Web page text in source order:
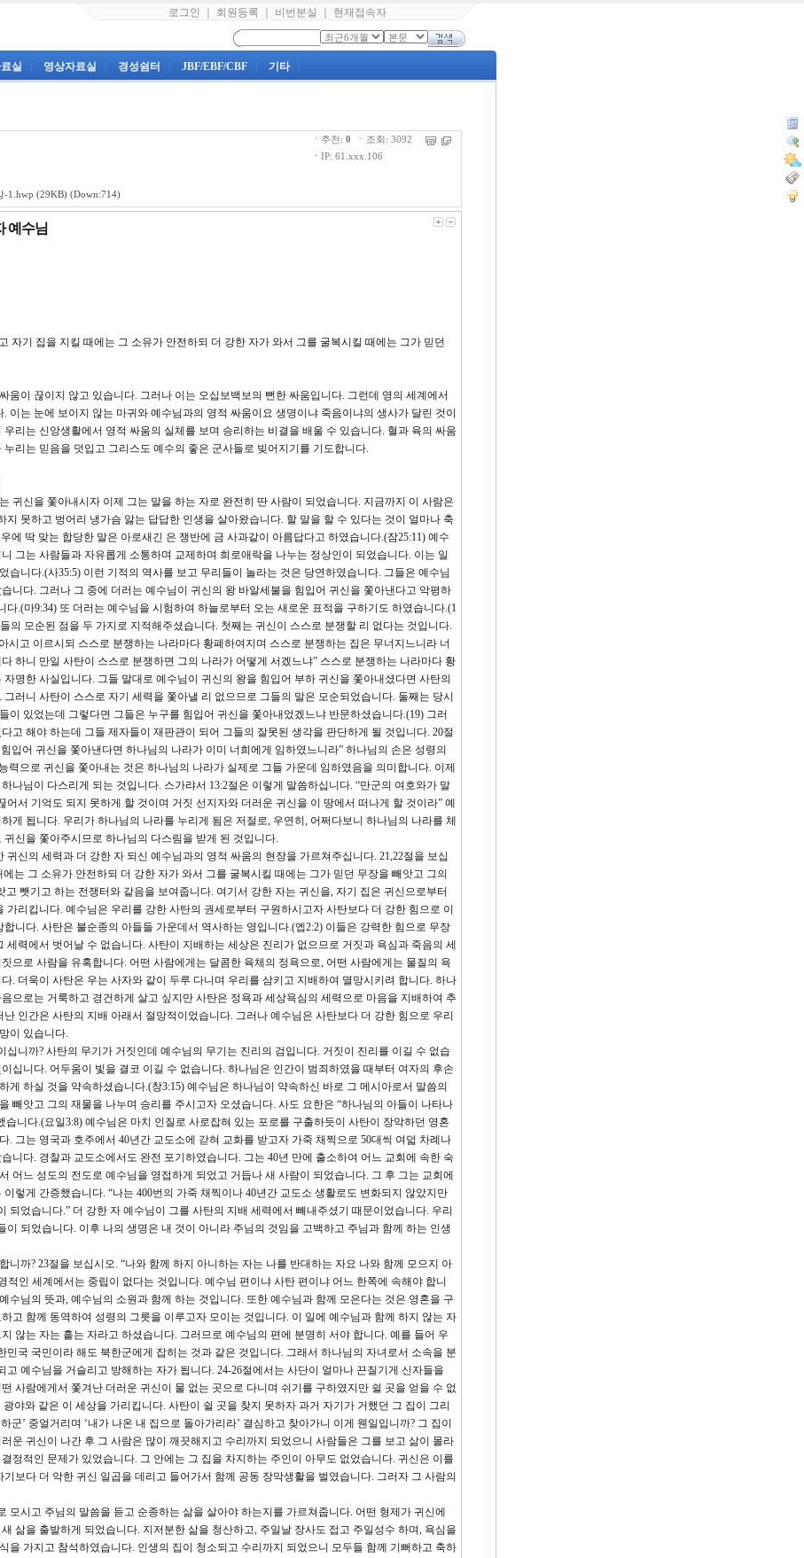
로그인 회원등록 비번분실 현재접속자
실 영상자료실 경성쉼터 JBF/EBF/CBF 기타
-1.hwp (29KB) (Down:714)
ㆍ추천: 0 ㆍ조회: 3092
ㆍ IP: 61.xxx.106
예수님
자기 집을 지킬 때에는 그 소유가 안전하되 더 강한 자가 와서 그를 굴복시킬 때에는 그가 믿던
움이 끊이지 않고 있습니다. 그러나 이는 오십보백보의 뻔한 싸움입니다. 그런데 영의 세계에서
이는 눈에 보이지 않는 마귀와 예수님과의 영적 싸움이요 생명이냐 죽음이냐의 생사가 달린 것이
리는 신앙생활에서 영적 싸움의 실체를 보며 승리하는 비결을 배울 수 있습니다. 혈과 육의 싸움
리는 믿음을 덧입고 그리스도 예수의 좋은 군사들로 빚어지기를 기도합니다.
귀신을 쫓아내시자 이제 그는 말을 하는 자로 완전히 딴 사람이 되었습니다. 지금까지 이 사람은
지 못하고 벙어리 냉가슴 앓는 답답한 인생을 살아왔습니다. 할 말을 할 수 있다는 것이 얼마나 축
에 딱 맞는 합당한 말은 아로새긴 은 쟁반에 금 사과같이 아름답다고 하였습니다.(잠25:11) 예수
그는 사람들과 자유롭게 소통하며 교제하며 희로애락을 나누는 정상인이 되었습니다. 이는 일
습니다.(사35:5) 이런 기적의 역사를 보고 무리들이 놀라는 것은 당연하였습니다. 그들은 예수님
니다. 그러나 그 중에 더러는 예수님이 귀신의 왕 바알세불을 힘입어 귀신을 쫓아낸다고 악평하
.(마9:34) 또 더러는 예수님을 시험하여 하늘로부터 오는 새로운 표적을 구하기도 하였습니다.(1
의 모순된 점을 두 가지로 지적해주셨습니다. 첫째는 귀신이 스스로 분쟁할 리 없다는 것입니다.
시고 이르시되 스스로 분쟁하는 나라마다 황폐하여지며 스스로 분쟁하는 집은 무너지느니라 너
하니 만일 사탄이 스스로 분쟁하면 그의 나라가 어떻게 서겠느냐” 스스로 분쟁하는 나라마다 황
명한 사실입니다. 그들 말대로 예수님이 귀신의 왕을 힘입어 부하 귀신을 쫓아내셨다면 사탄의
러니 사탄이 스스로 자기 세력을 쫓아낼 리 없으므로 그들의 말은 모순되었습니다. 둘째는 당시
이 있었는데 그렇다면 그들은 누구를 힘입어 귀신을 쫓아내었겠느냐 반문하셨습니다.(19) 그러
고 해야 하는데 그들 제자들이 재판관이 되어 그들의 잘못된 생각을 판단하게 될 것입니다. 20절
입어 귀신을 쫓아낸다면 하나님의 나라가 이미 너희에게 임하였느니라” 하나님의 손은 성령의
력으로 귀신을 쫓아내는 것은 하나님의 나라가 실제로 그들 가운데 임하였음을 의미합니다. 이제
나님이 다스리게 되는 것입니다. 스가랴서 13:2절은 이렇게 말씀하십니다. “만군의 여호와가 말
서 기억도 되지 못하게 할 것이며 거짓 선지자와 더러운 귀신을 이 땅에서 떠나게 할 것이라” 예
게 됩니다. 우리가 하나님의 나라를 누리게 됨은 저절로, 우연히, 어쩌다보니 하나님의 나라를 체
신을 쫓아주시므로 하나님의 다스림을 받게 된 것입니다.
신의 세력과 더 강한 자 되신 예수님과의 영적 싸움의 현장을 가르쳐주십니다. 21,22절을 보십
는 그 소유가 안전하되 더 강한 자가 와서 그를 굴복시킬 때에는 그가 믿던 무장을 빼앗고 그의
뺏기고 하는 전쟁터와 같음을 보여줍니다. 여기서 강한 자는 귀신을, 자기 집은 귀신으로부터
리킵니다. 예수님은 우리를 강한 사탄의 권세로부터 구원하시고자 사탄보다 더 강한 힘으로 이
니다. 사탄은 불순종의 아들들 가운데서 역사하는 영입니다.(엡2:2) 이들은 강력한 힘으로 무장
력에서 벗어날 수 없습니다. 사탄이 지배하는 세상은 진리가 없으므로 거짓과 욕심과 죽음의 세
으로 사람을 유혹합니다. 어떤 사람에게는 달콤한 육체의 정욕으로, 어떤 사람에게는 물질의 욕
. 더욱이 사탄은 우는 사자와 같이 두루 다니며 우리를 삼키고 지배하여 멸망시키려 합니다. 하나
으로는 거룩하고 경건하게 살고 싶지만 사탄은 정욕과 세상욕심의 세력으로 마음을 지배하여 추
인간은 사탄의 지배 아래서 절망적이었습니다. 그러나 예수님은 사탄보다 더 강한 힘으로 우리
이 있습니다.
니까? 사탄의 무기가 거짓인데 예수님의 무기는 진리의 검입니다. 거짓이 진리를 이길 수 없습
십니다. 어두움이 빛을 결코 이길 수 없습니다. 하나님은 인간이 범죄하였을 때부터 여자의 후손
게 하실 것을 약속하셨습니다.(창3:15) 예수님은 하나님이 약속하신 바로 그 메시아로서 말씀의
빼앗고 그의 재물을 나누며 승리를 주시고자 오셨습니다. 사도 요한은 “하나님의 아들이 나타나
니다.(요일3:8) 예수님은 마치 인질로 사로잡혀 있는 포로를 구출하듯이 사탄이 장악하던 영혼
. 그는 영국과 호주에서 40년간 교도소에 갇혀 교화를 받고자 가죽 채찍으로 50대씩 여덟 차례나
니다. 경찰과 교도소에서도 완전 포기하였습니다. 그는 40년 만에 출소하여 어느 교회에 속한 숙
어느 성도의 전도로 예수님을 영접하게 되었고 거듭나 새 사람이 되었습니다. 그 후 그는 교회에
렇게 간증했습니다. “나는 400번의 가죽 채찍이나 40년간 교도소 생활로도 변화되지 않았지만
되었습니다.” 더 강한 자 예수님이 그를 사탄의 지배 세력에서 빼내주셨기 때문이었습니다. 우리
이 되었습니다. 이후 나의 생명은 내 것이 아니라 주님의 것임을 고백하고 주님과 함께 하는 인생
니까? 23절을 보십시오. “나와 함께 하지 아니하는 자는 나를 반대하는 자요 나와 함께 모으지 아
적인 세계에서는 중립이 없다는 것입니다. 예수님 편이냐 사탄 편이냐 어느 한쪽에 속해야 합니
수님의 뜻과, 예수님의 소원과 함께 하는 것입니다. 또한 예수님과 함께 모은다는 것은 영혼을 구
고 함께 동역하여 성령의 그릇을 이루고자 모이는 것입니다. 이 일에 예수님과 함께 하지 않는 자
않는 자는 흩는 자라고 하셨습니다. 그러므로 예수님의 편에 분명히 서야 합니다. 예를 들어 우
민국 국민이라 해도 북한군에게 잡히는 것과 같은 것입니다. 그래서 하나님의 자녀로서 소속을 분
예수님을 거슬리고 방해하는 자가 됩니다. 24-26절에서는 사단이 얼마나 끈질기게 신자들을
사람에게서 쫓겨난 더러운 귀신이 물 없는 곳으로 다니며 쉬기를 구하였지만 쉴 곳을 얻을 수 없
야와 같은 이 세상을 가리킵니다. 사탄이 쉴 곳을 찾지 못하자 과거 자기가 거했던 그 집이 그리
군’ 중얼거리며 ‘내가 나온 내 집으로 돌아가리라’ 결심하고 찾아가니 이게 웬일입니까? 그 집이
운 귀신이 나간 후 그 사람은 많이 깨끗해지고 수리까지 되었으니 사람들은 그를 보고 삶이 몰라
정적인 문제가 있었습니다. 그 안에는 그 집을 차지하는 주인이 아무도 없었습니다. 귀신은 이를
보다 더 악한 귀신 일곱을 데리고 들어가서 함께 공동 장막생활을 벌였습니다. 그러자 그 사람의
모시고 주님의 말씀을 듣고 순종하는 삶을 살아야 하는지를 가르쳐줍니다. 어떤 형제가 귀신에
삶을 출발하게 되었습니다. 지저분한 삶을 청산하고, 주일날 장사도 접고 주일성수 하며, 욕심을
을 가지고 참석하였습니다. 인생의 집이 청소되고 수리까지 되었으니 모두들 함께 기뻐하고 축하